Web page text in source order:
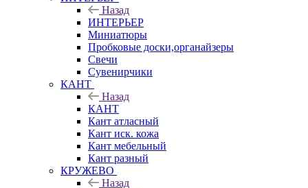
Назад
ИНТЕРЬЕР
Миниатюры
Пробковые доски,органайзеры
Свечи
Сувенирчики
КАНТ
Назад
КАНТ
Кант атласный
Кант иск. кожа
Кант мебельный
Кант разный
КРУЖЕВО
Назад